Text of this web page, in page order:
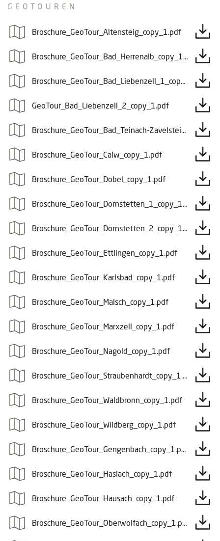
GEOTOUREN
Broschure_GeoTour_Altensteig_copy_1.pdf
Broschure_GeoTour_Bad_Herrenalb_copy_1.pdf
Broschure_GeoTour_Bad_Liebenzell_1_copy_1.pdf
GeoTour_Bad_Liebenzell_2_copy_1.pdf
Broschure_GeoTour_Bad_Teinach-Zavelstein_copy_1.pdf
Broschure_GeoTour_Calw_copy_1.pdf
Broschure_GeoTour_Dobel_copy_1.pdf
Broschure_GeoTour_Dornstetten_1_copy_1.pdf
Broschure_GeoTour_Dornstetten_2_copy_1.pdf
Broschure_GeoTour_Ettlingen_copy_1.pdf
Broschure_GeoTour_Karlsbad_copy_1.pdf
Broschure_GeoTour_Malsch_copy_1.pdf
Broschure_GeoTour_Marxzell_copy_1.pdf
Broschure_GeoTour_Nagold_copy_1.pdf
Broschure_GeoTour_Straubenhardt_copy_1.pdf
Broschure_GeoTour_Waldbronn_copy_1.pdf
Broschure_GeoTour_Wildberg_copy_1.pdf
Broschure_GeoTour_Gengenbach_copy_1.pdf
Broschure_GeoTour_Haslach_copy_1.pdf
Broschure_GeoTour_Hausach_copy_1.pdf
Broschure_GeoTour_Oberwolfach_copy_1.pdf